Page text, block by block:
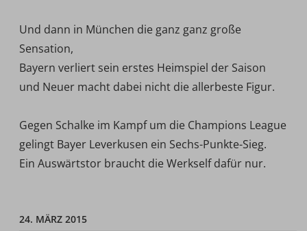
Und dann in München die ganz ganz große
Sensation,
Bayern verliert sein erstes Heimspiel der Saison
und Neuer macht dabei nicht die allerbeste Figur.
Gegen Schalke im Kampf um die Champions League
gelingt Bayer Leverkusen ein Sechs-Punkte-Sieg.
Ein Auswärtstor braucht die Werkself dafür nur.
24. MÄRZ 2015